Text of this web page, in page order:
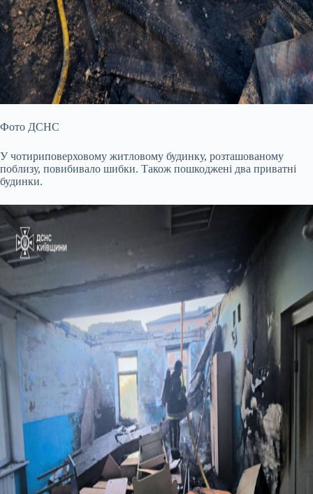
Фото ДСНС
У чотириповерховому житловому будинку, розташованому
поблизу, повибивало шибки. Також пошкоджені два приватні
будинки.